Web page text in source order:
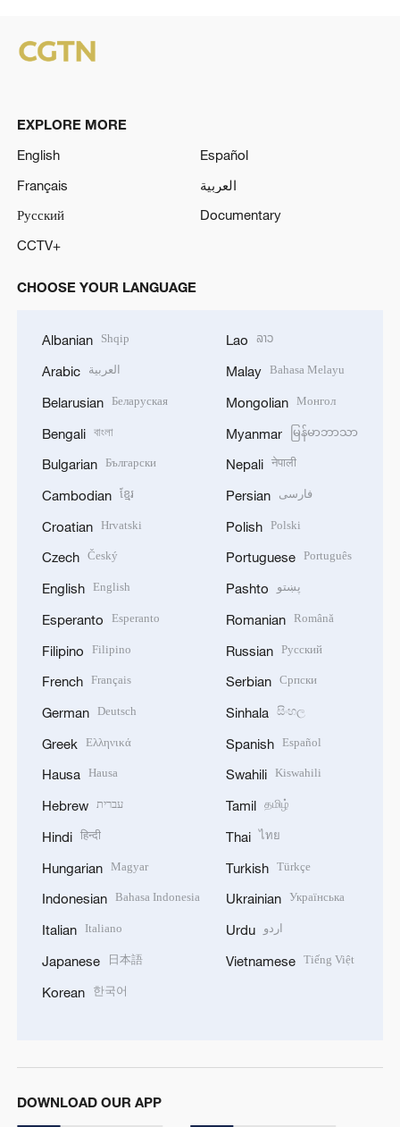
EXPLORE MORE
English
Español
Français
العربية
Русский
Documentary
CCTV+
CHOOSE YOUR LANGUAGE
Albanian Shqip
Arabic العربية
Belarusian Беларуская
Bengali বাংলা
Bulgarian Български
Cambodian ខ្មែរ
Croatian Hrvatski
Czech Český
English English
Esperanto Esperanto
Filipino Filipino
French Français
German Deutsch
Greek Ελληνικά
Hausa Hausa
Hebrew עברית
Hindi हिन्दी
Hungarian Magyar
Indonesian Bahasa Indonesia
Italian Italiano
Japanese 日本語
Korean 한국어
Lao ລາວ
Malay Bahasa Melayu
Mongolian Монгол
Myanmar မြန်မာဘာသာ
Nepali नेपाली
Persian فارسی
Polish Polski
Portuguese Português
Pashto پښتو
Romanian Română
Russian Русский
Serbian Српски
Sinhala සිංහල
Spanish Español
Swahili Kiswahili
Tamil தமிழ்
Thai ไทย
Turkish Türkçe
Ukrainian Українська
Urdu اردو
Vietnamese Tiếng Việt
DOWNLOAD OUR APP